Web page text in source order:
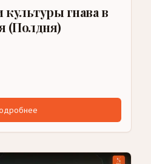
гнава в
(Полдня)